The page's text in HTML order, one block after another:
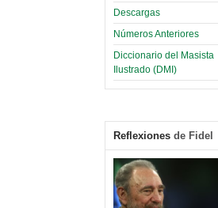
Descargas
Números Anteriores
Diccionario del Masista
Ilustrado (DMI)
Reflexiones de Fidel